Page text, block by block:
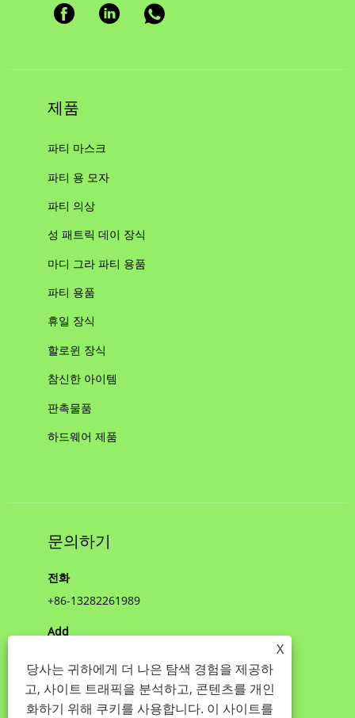
제품
파티 마스크
파티 용 모자
파티 의상
성 패트릭 데이 장식
마디 그라 파티 용품
파티 용품
휴일 장식
할로윈 장식
참신한 아이템
판촉물품
하드웨어 제품
문의하기
전화
+86-13282261989
Add
이메일
jenny@nbshinny.com
X
당사는 귀하에게 더 나은 탐색 경험을 제공하
고, 사이트 트래픽을 분석하고, 콘텐츠를 개인
화하기 위해 쿠키를 사용합니다. 이 사이트를